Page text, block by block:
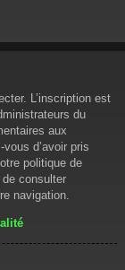
L’inscription est
du
aux
d’avoir pris
politique de
consulter
navigation.